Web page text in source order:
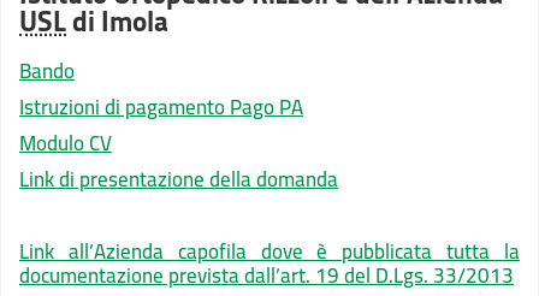
USLdi Imola
Bando
Istruzioni di pagamento Pago PA
Modulo CV
Link di presentazione della domanda
Link all’Azienda capofila dove è pubblicata tutta la
documentazione prevista dall’art. 19 del D.Lgs. 33/2013